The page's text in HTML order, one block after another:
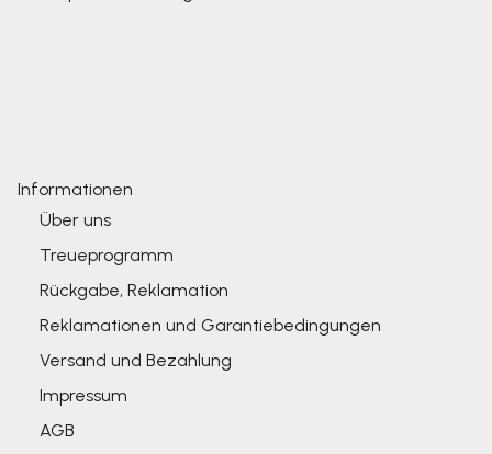
Informationen
Über uns
Treueprogramm
Rückgabe, Reklamation
Reklamationen und Garantiebedingungen
Versand und Bezahlung
Impressum
AGB